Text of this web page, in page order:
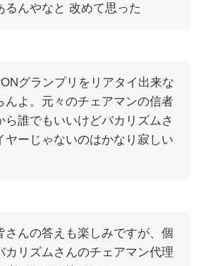
るんやなと 改めて思った
グランプリをリアタイ出来な
んよ。元々のチェアマンの信者
ら誰でもいいけどバカリズムさ
ヤーじゃないのはかなり寂しい
さんの答えも楽しみですが、個
カリズムさんのチェアマン代理